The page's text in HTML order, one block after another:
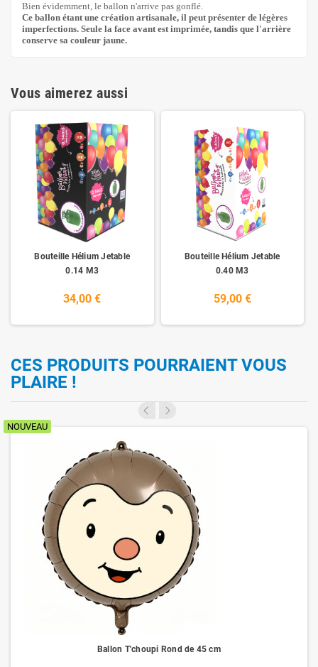
Bien évidemment, le ballon n'arrive pas gonflé.
Ce ballon étant une création artisanale, il peut présenter de légères
imperfections. Seule la face avant est imprimée, tandis que l'arrière
conserve sa couleur jaune.
Vous aimerez aussi
Bouteille Hélium Jetable
0.14 M3
34,00 €
Bouteille Hélium Jetable
0.40 M3
59,00 €
CES PRODUITS POURRAIENT VOUS
PLAIRE !
NOUVEAU
Ballon T'choupi Rond de 45 cm